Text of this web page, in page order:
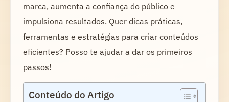
marca, aumenta a confiança do público e
impulsiona resultados. Quer dicas práticas,
ferramentas e estratégias para criar conteúdos
eficientes? Posso te ajudar a dar os primeiros
passos!
Conteúdo do Artigo